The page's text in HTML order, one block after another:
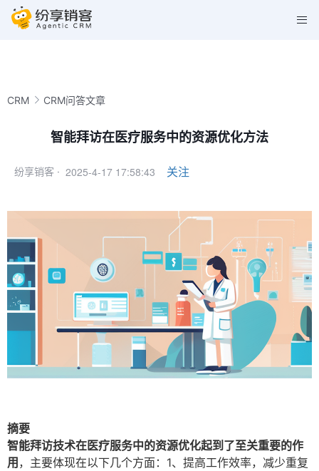
CRM CRM问答文章
智能拜访在医疗服务中的资源优化方法
纷享销客 · 2025-4-17 17:58:43 关注
摘要
智能拜访技术在医疗服务中的资源优化起到了至关重要的作
用 ，主要体现在以下几个方面：1、提高工作效率，减少重复